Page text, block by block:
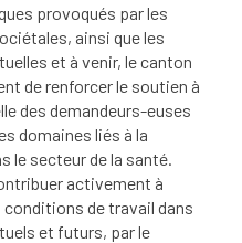
provoqués par les
ainsi que les
et à venir, le canton
de renforcer le soutien à
des demandeurs-euses
domaines liés à la
le secteur de la santé.
activement à
de travail dans
et futurs, par le